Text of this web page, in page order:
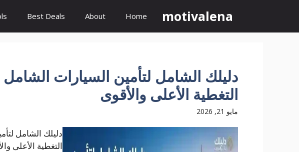
المحتوى
motivalena
Home
About
Best Deals
دليلك الشامل لتأمين السيارات
التغطية الأعلى والأقوى
مايو 21, 2026
دليلك الشامل
التغطية الأعلى